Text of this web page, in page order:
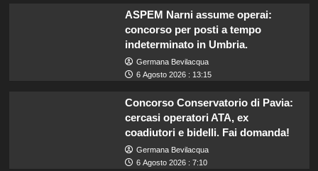
ASPEM Narni assume operai:
concorso per posti a tempo
indeterminato in Umbria.
Germana Bevilacqua
6 Agosto 2026 : 13:15
Concorso Conservatorio di Pavia:
cercasi operatori ATA, ex
coadiutori e bidelli. Fai domanda!
Germana Bevilacqua
6 Agosto 2026 : 7:10